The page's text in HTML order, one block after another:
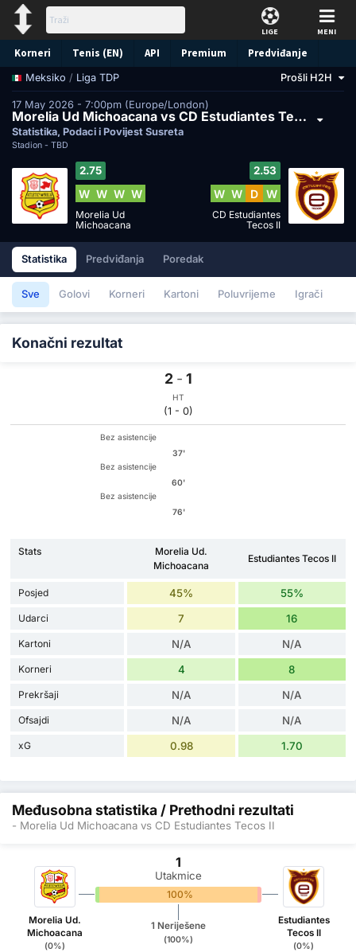
LIGE MENI
Korneri Tenis (EN) API Premium Predviđanje
Meksiko / Liga TDP Prošli H2H
17 May 2026 - 7:00pm (Europe/London)
Morelia Ud Michoacana vs CD Estudiantes Tecos II
Statistika, Podaci i Povijest Susreta
Stadion - TBD
2.75
W W W W
Morelia Ud
Michoacana
2.53
W W D W
CD Estudiantes
Tecos II
Statistika Predviđanja Poredak
Sve Golovi Korneri Kartoni Poluvrijeme Igrači
Konačni rezultat
2 - 1
HT
(1 - 0)
Bez asistencije
37'
Bez asistencije
60'
Bez asistencije
76'
Stats
Morelia Ud.
Michoacana
Estudiantes Tecos II
Posjed 45% 55%
Udarci 7 16
Kartoni N/A N/A
Korneri 4 8
Prekršaji N/A N/A
Ofsajdi N/A N/A
xG 0.98 1.70
Međusobna statistika / Prethodni rezultati
- Morelia Ud Michoacana vs CD Estudiantes Tecos II
Morelia Ud.
Michoacana
(0%)
1
Utakmice
100% 0%
1 Neriješene
(100%)
Estudiantes
Tecos II
(0%)